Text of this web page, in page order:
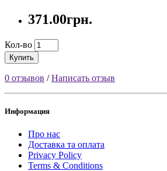
371.00грн.
Кол-во
Купить
0 отзывов /Написать отзыв
Информация
Про нас
Доставка та оплата
Privacy Policy
Terms & Conditions